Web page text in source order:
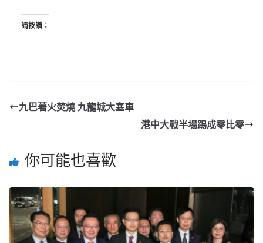
請按讚：
九巴著火焚燒 九龍城大塞車
港中大戰半場踢成零比零
你可能也喜歡